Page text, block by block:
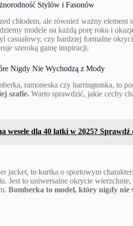
Stylów i Fasonów
chłodem, ale również ważny
modele na każdą porę roku i
casualowy, czy bardziej formalne
szeroką gamę inspiracji.
Nigdy Nie Wychodzą z Mody
ramoneska czy harringtonka, to
szafie. Warto sprawdzić, jakie cechy
wesele dla 40 latki w 2025? Sprawdź
jacket, to kurtka o sportowym
Jest to uniwersalne okrycie
Bomberka to model, który nigdy nie